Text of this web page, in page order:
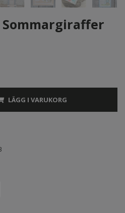
Sommargiraffer
LÄGG I VARUKORG